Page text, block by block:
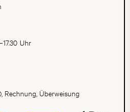
Uhr
Rechnung, Überweisung